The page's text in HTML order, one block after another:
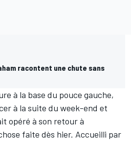
racontent une chute sans
à la base du pouce gauche,
à la suite du week-end et
opéré à son retour à
faite dès hier. Accueilli par